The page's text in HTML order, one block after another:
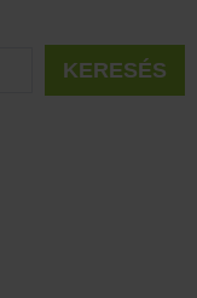
KERESÉS